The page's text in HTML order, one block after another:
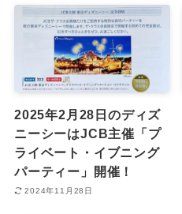
2025年2月28日のディズ
ニーシーはJCB主催「プ
ライベート・イブニング
パーティー」開催！
2024年11月28日